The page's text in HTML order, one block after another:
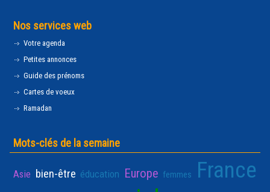
Nos services web
Votre agenda
Petites annonces
Guide des prénoms
Cartes de voeux
Ramadan
Mots-clés de la semaine
Asie bien-être éducation Europe femmes France